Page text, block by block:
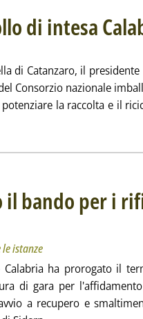
di intesa
di Catanzaro, il presidente
Consorzio nazionale
la raccolta e il
il bando per i
5 giorni di tempo per presentare le istanze
09 giugno 2022 alle 12.54.
istanze
ha prorogato il
di gara per
a recupero e